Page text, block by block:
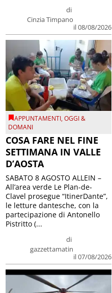
di
Cinzia Timpano
il 08/08/2026
APPUNTAMENTI,OGGI &
DOMANI
COSA FARE NEL FINE
SETTIMANA IN VALLE
D’AOSTA
di
gazzettamatin
il 07/08/2026
SABATO 8 AGOSTO ALLEIN –
All’area verde Le Plan-de-
Clavel prosegue “ItinerDante”,
le letture dantesche, con la
partecipazione di Antonello
Pistritto (...